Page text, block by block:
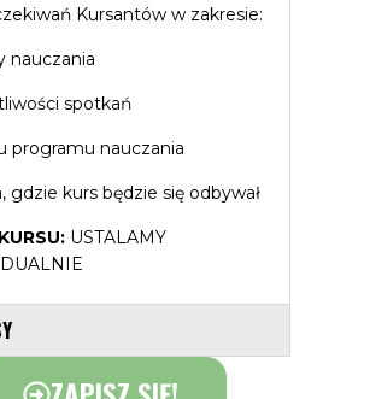
Kursantów w zakresie:
nauczania
spotkań
programu nauczania
gdzie kurs będzie się odbywał
USTALAMY